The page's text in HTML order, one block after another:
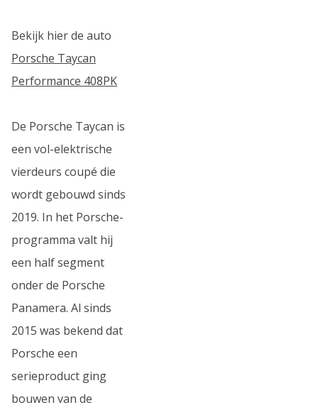
Bekijk hier de auto
Porsche Taycan
Performance 408PK
De Porsche Taycan is
een vol-elektrische
vierdeurs coupé die
wordt gebouwd sinds
2019. In het Porsche-
programma valt hij
een half segment
onder de Porsche
Panamera. Al sinds
2015 was bekend dat
Porsche een
serieproduct ging
bouwen van de